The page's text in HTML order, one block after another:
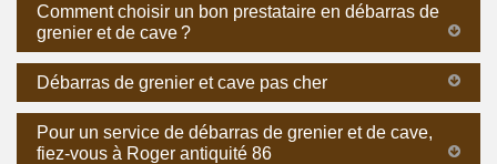
Comment choisir un bon prestataire en débarras de
grenier et de cave ?
Débarras de grenier et cave pas cher
Pour un service de débarras de grenier et de cave,
fiez-vous à Roger antiquité 86